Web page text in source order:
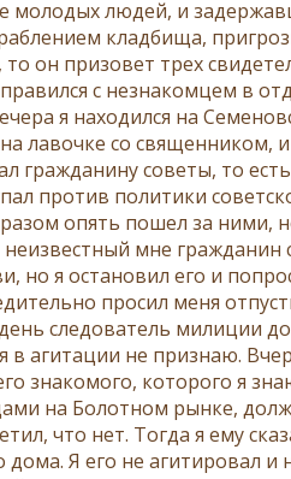
молодых людей, и
кладбища,
он призовет трех
с незнакомцем в
я находился на
лавочке со священником,
гражданину советы, то
против политики
опять пошел за ними,
мне гражданин
но я остановил его и
просил меня
следователь милиции
в агитации не признаю.
знакомого, которого я
на Болотном рынке,
что нет. Тогда я ему
дома. Я его не агитировал